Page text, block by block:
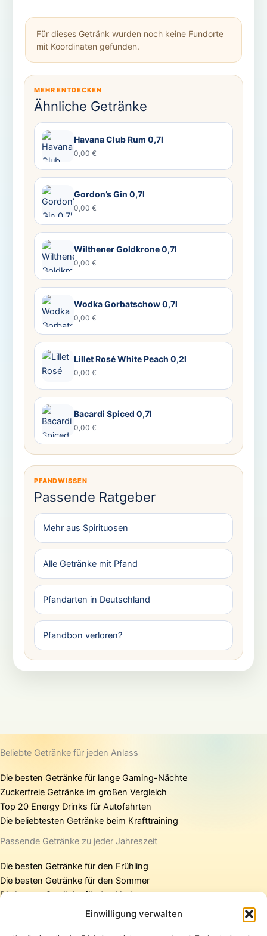
Einwilligung verwalten
Für dieses Getränk wurden noch keine Fundorte
mit Koordinaten gefunden.
MEHR ENTDECKEN
Ähnliche Getränke
Havana Club Rum 0,7l
0,00 €
Gordon’s Gin 0,7l
0,00 €
Wilthener Goldkrone 0,7l
0,00 €
Wodka Gorbatschow 0,7l
0,00 €
Lillet Rosé White Peach 0,2l
0,00 €
Bacardi Spiced 0,7l
0,00 €
PFANDWISSEN
Passende Ratgeber
Mehr aus Spirituosen
Alle Getränke mit Pfand
Pfandarten in Deutschland
Pfandbon verloren?
Beliebte Getränke für jeden Anlass
Die besten Getränke für lange Gaming-Nächte
Zuckerfreie Getränke im großen Vergleich
Top 20 Energy Drinks für Autofahrten
Die beliebtesten Getränke beim Krafttraining
Passende Getränke zu jeder Jahreszeit
Die besten Getränke für den Frühling
Die besten Getränke für den Sommer
Die besten Getränke für den Herbst
Die besten Getränke für den Winter